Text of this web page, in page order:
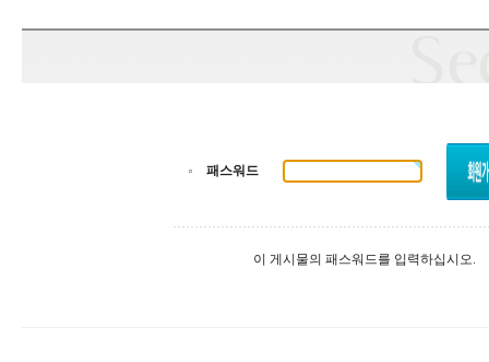
패스워드
이 게시물의 패스워드를 입력하십시오.